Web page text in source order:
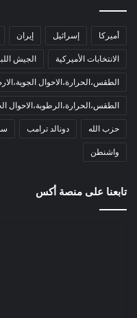
أميركا إسرائيل إيران
الانتخابات الأميركية الجيش
الطقس،الحرارة،الاحوال
الطقس،الحرارة،الرطوبة،الاحوال
حزب الله دونالد ترامب
واشنطن
تابعنا على منصة أكس